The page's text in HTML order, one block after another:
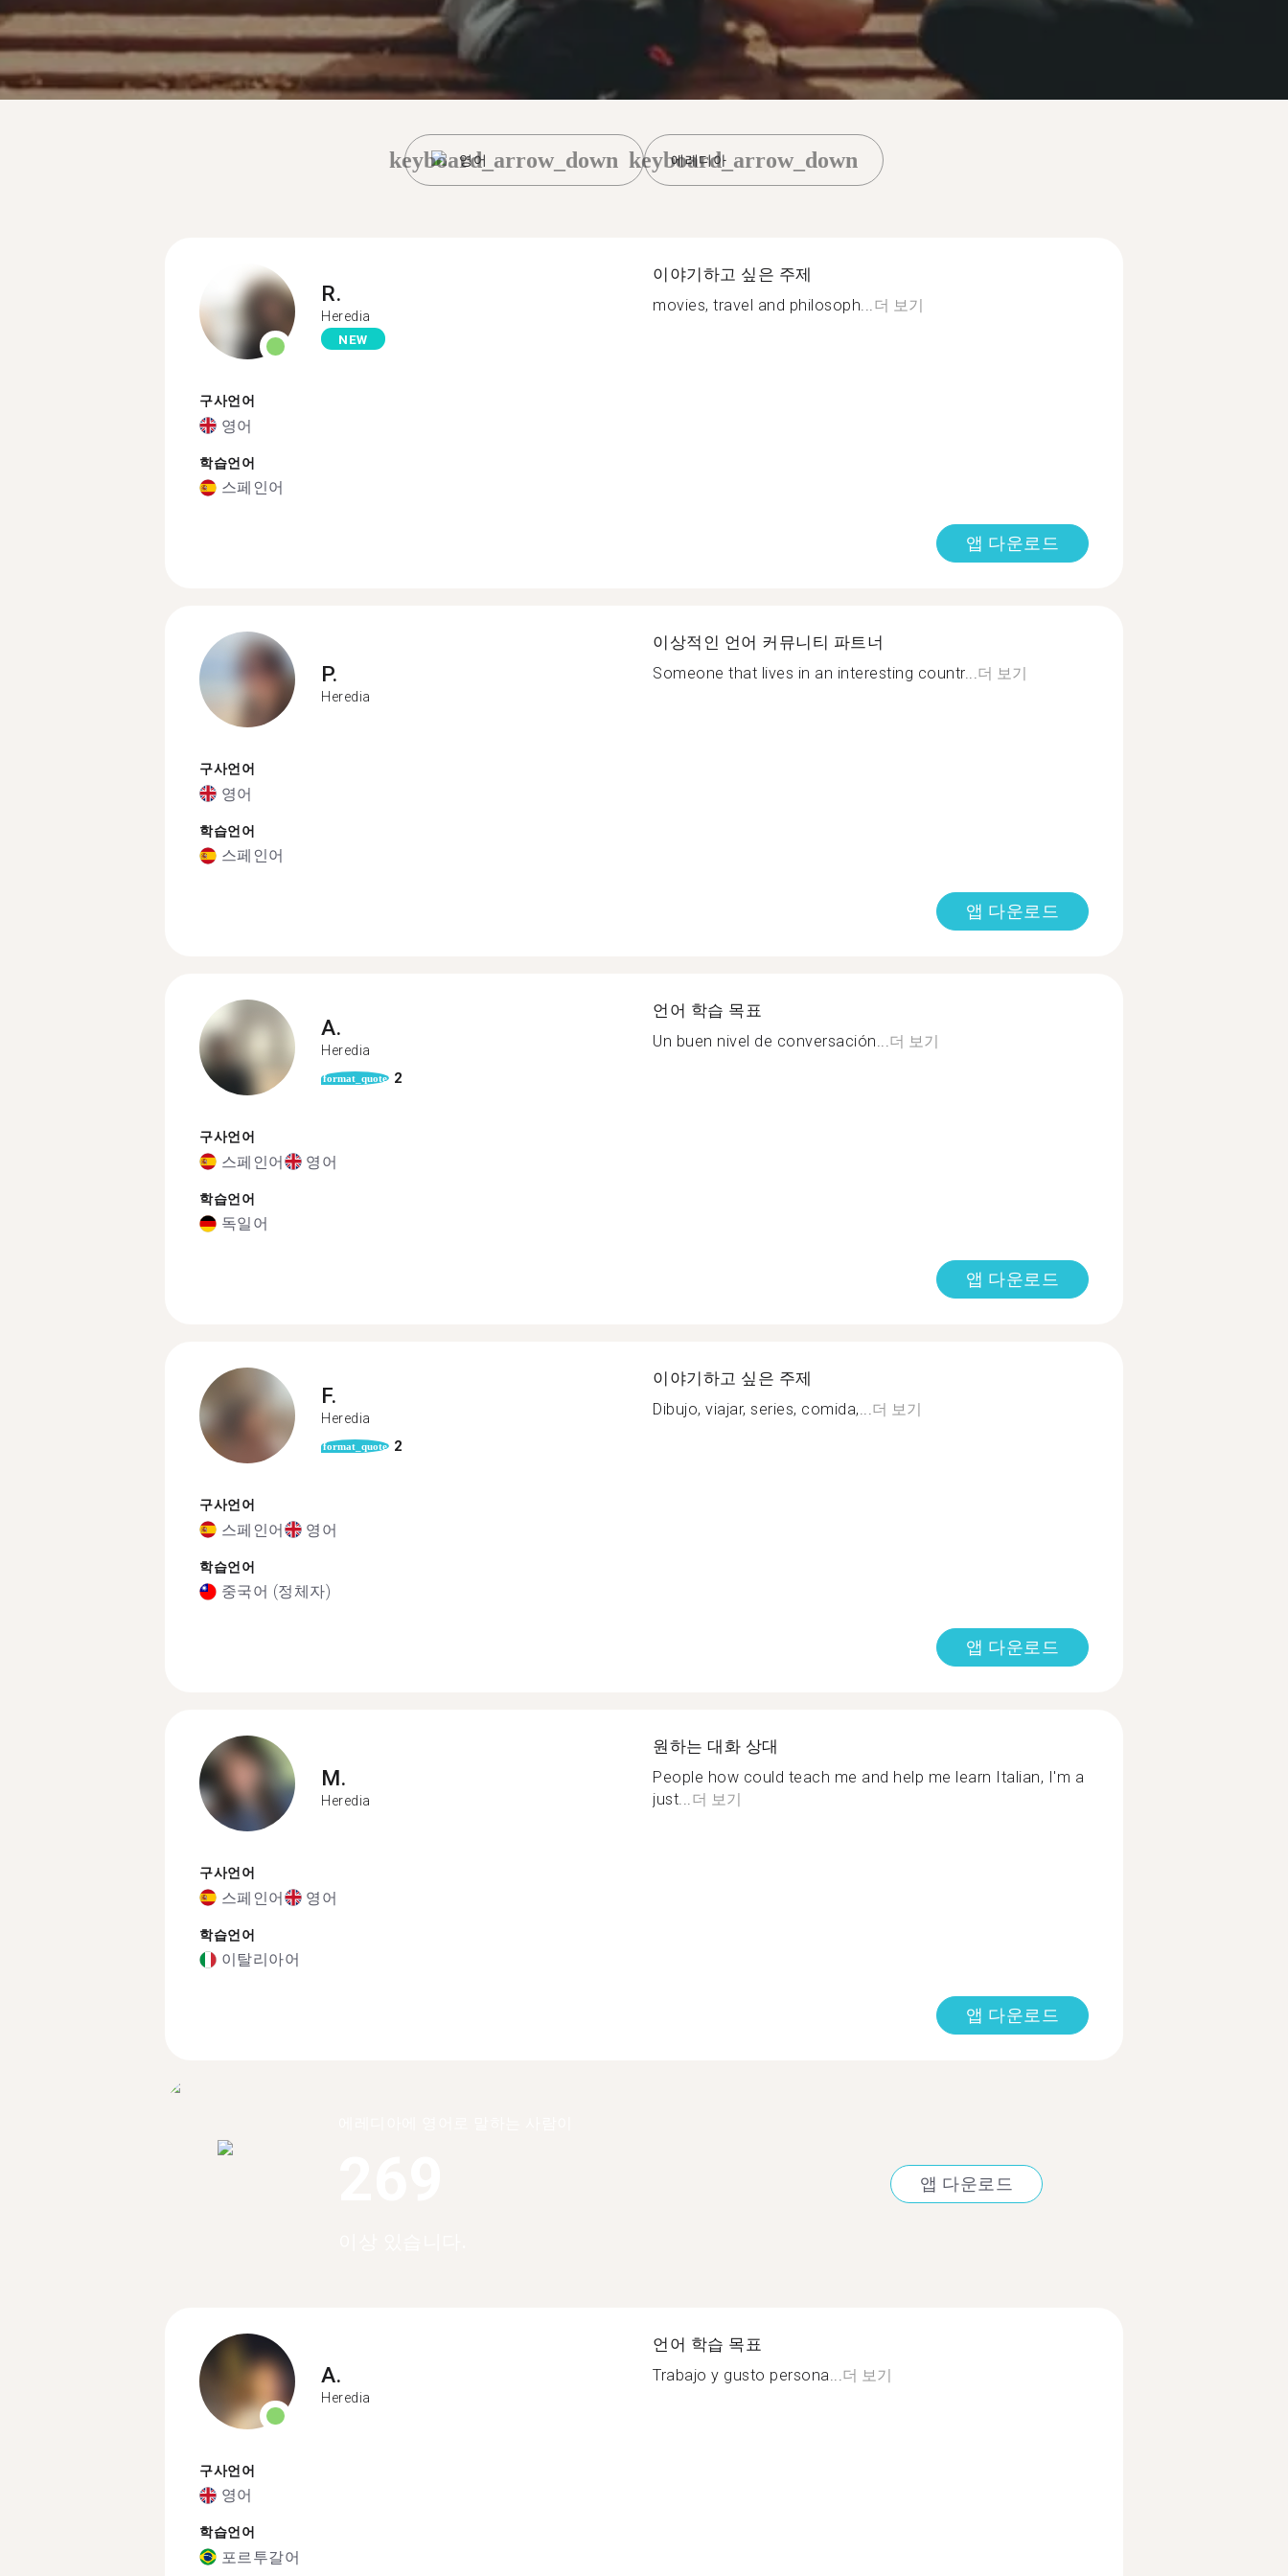
영어
keyboard_arrow_down 에레디아
keyboard_arrow_down
R.
Heredia
NEW
구사언어
영어
학습언어
스페인어
이야기하고 싶은 주제
movies, travel and philosoph...더 보기
앱 다운로드
P.
Heredia
구사언어
영어
학습언어
스페인어
이상적인 언어 커뮤니티 파트너
Someone that lives in an interesting countr...더 보기
앱 다운로드
A.
Heredia
format_quote 2
구사언어
스페인어 영어
학습언어
독일어
언어 학습 목표
Un buen nivel de conversación...더 보기
앱 다운로드
F.
Heredia
format_quote 2
구사언어
스페인어 영어
학습언어
중국어 (정체자)
이야기하고 싶은 주제
Dibujo, viajar, series, comida,...더 보기
앱 다운로드
M.
Heredia
구사언어
스페인어 영어
학습언어
이탈리아어
원하는 대화 상대
People how could teach me and help me learn Italian, I'm a
just...더 보기
앱 다운로드
앱 다운로드
A.
Heredia
구사언어
영어
학습언어
포르투갈어
언어 학습 목표
Trabajo y gusto persona... 더 보기